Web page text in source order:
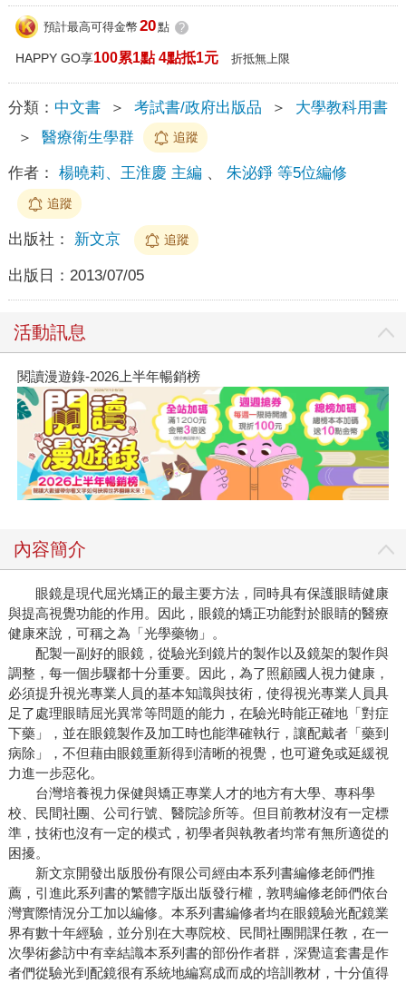
預計最高可得金幣 20點 ?
HAPPY GO享100累1點 4點抵1元 折抵無上限
分類： 中文書 ＞ 考試書/政府出版品 ＞
大學教科用書
＞
醫療衛生學群 追蹤
作者： 楊曉莉、王淮慶 主編 、 朱泌錚 等5位編修
追蹤
出版社： 新文京 追蹤
出版日： 2013/07/05
活動訊息
閱讀漫遊錄-2026上半年暢銷榜
內容簡介
眼鏡是現代屈光矯正的最主要方法，同時具有保護眼睛健康
與提高視覺功能的作用。因此，眼鏡的矯正功能對於眼睛的醫療
健康來說，可稱之為「光學藥物」。
配製一副好的眼鏡，從驗光到鏡片的製作以及鏡架的製作與
調整，每一個步驟都十分重要。因此，為了照顧國人視力健康，
必須提升視光專業人員的基本知識與技術，使得視光專業人員具
足了處理眼睛屈光異常等問題的能力，在驗光時能正確地「對症
下藥」，並在眼鏡製作及加工時也能準確執行，讓配戴者「藥到
病除」，不但藉由眼鏡重新得到清晰的視覺，也可避免或延緩視
力進一步惡化。
台灣培養視力保健與矯正專業人才的地方有大學、專科學
校、民間社團、公司行號、醫院診所等。但目前教材沒有一定標
準，技術也沒有一定的模式，初學者與執教者均常有無所適從的
困擾。
新文京開發出版股份有限公司經由本系列書編修老師們推
薦，引進此系列書的繁體字版出版發行權，敦聘編修老師們依台
灣實際情況分工加以編修。本系列書編修者均在眼鏡驗光配鏡業
界有數十年經驗，並分別在大專院校、民間社團開課任教，在一
次學術參訪中有幸結識本系列書的部份作者群，深覺這套書是作
者們從驗光到配鏡很有系統地編寫成而成的培訓教材，十分值得